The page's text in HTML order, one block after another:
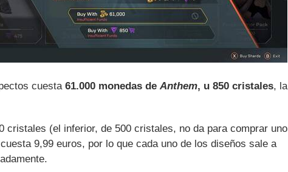
cuesta 61.000 monedas de Anthem, u 850 cristales, la
cristales (el inferior, de 500 cristales, no da para comprar uno
9,99 euros, por lo que cada uno de los diseños sale a